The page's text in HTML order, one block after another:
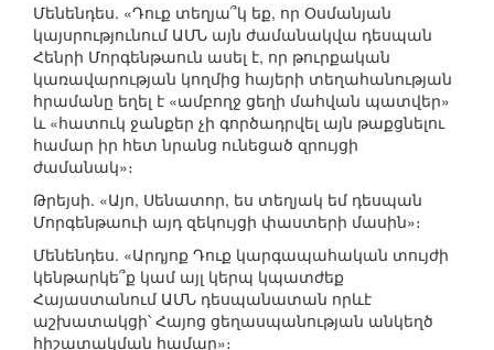
Մենենդես. «Դուք տեղյա՞կ եք, որ Օսմանյան
կայսրությունում ԱՄՆ այն ժամանակվա դեսպան
Հենրի Մորգենթաուն ասել է, որ թուրքական
կառավարության կողմից հայերի տեղահանության
հրամանը եղել է «ամբողջ ցեղի մահվան պատվեր»
և «հատուկ ջանքեր չի գործադրվել այն թաքցնելու
համար իր հետ նրանց ունեցած զրույցի
ժամանակ»։
Թրեյսի. «Այո, Սենատոր, ես տեղյակ եմ դեսպան
Մորգենթաուի այդ զեկույցի փաստերի մասին»։
Մենենդես. «Արդյոք Դուք կարգապահական տույժի
կենթարկե՞ք կամ այլ կերպ կպատժեք
Հայաստանում ԱՄՆ դեսպանատան որևէ
աշխատակցի՝ Հայոց ցեղասպանության անկեղծ
հիշատակման համար»։